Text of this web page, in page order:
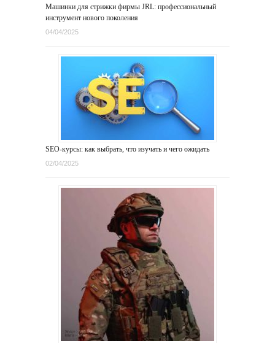
Машинки для стрижки фирмы JRL: профессиональный
инструмент нового поколения
04/04/2025
SEO-курсы: как выбрать, что изучать и чего ожидать
02/04/2025